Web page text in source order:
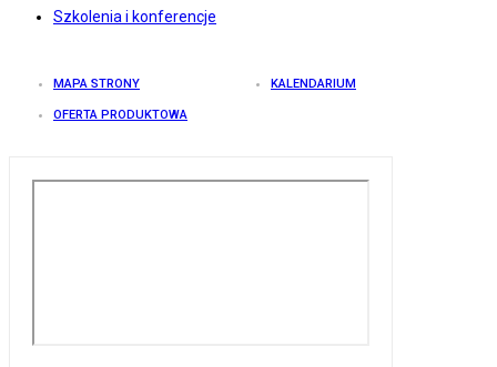
Szkolenia i konferencje
MAPA STRONY KALENDARIUM
OFERTA PRODUKTOWA